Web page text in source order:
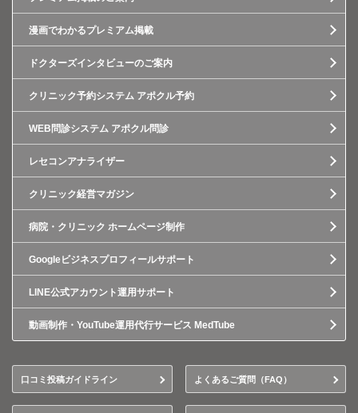
漫画でわかるプレミアム掲載
ドクターズインタビューのご案内
クリニック予約システム アポクル予約
WEB問診システム アポクル問診
レセコンアナライザー
クリニック経営マガジン
病院・クリニック ホームページ制作
Googleビジネスプロフィールサポート
LINE公式アカウント運用サポート
動画制作・YouTube運用代行サービス MedTube
口コミ投稿ガイドライン よくあるご質問（FAQ）